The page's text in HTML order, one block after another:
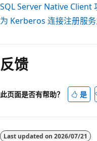
SQL Server Native Client
为 Kerberos 连接注册服
反馈
此页面是否有帮助？ 是
Last updated on 2026/07/21